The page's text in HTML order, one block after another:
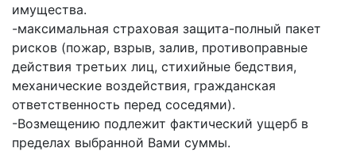
имущества.
-максимальная страховая защита-полный пакет
рисков (пожар, взрыв, залив, противоправные
действия третьих лиц, стихийные бедствия,
механические воздействия, гражданская
ответственность перед соседями).
-Возмещению подлежит фактический ущерб в
пределах выбранной Вами суммы.